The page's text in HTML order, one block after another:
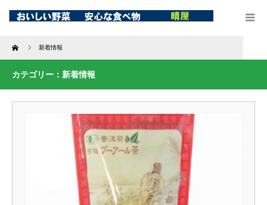
Home 新着情報
カテゴリー：新着情報